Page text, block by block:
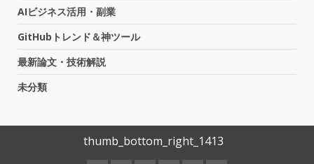
AIビジネス活用・副業
GitHubトレンド＆神ツール
最新論文・技術解説
未分類
thumb_bottom_right_1413